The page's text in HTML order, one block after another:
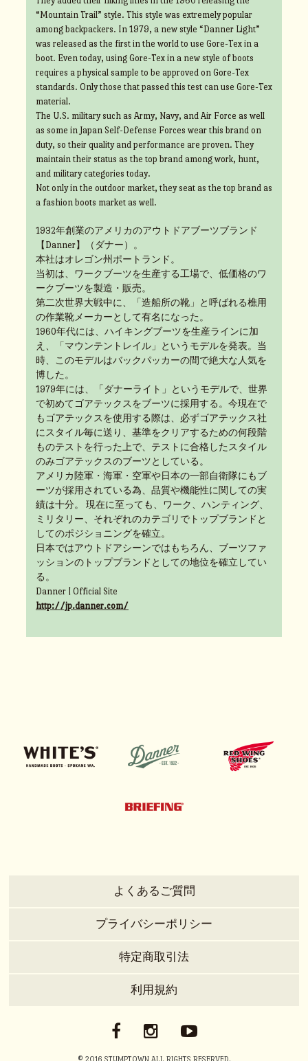
“Mountain Trail” style. This style was extremely popular
among backpackers. In 1979, a new style “Danner Light”
was released as the first in the world to use Gore-Tex in a
boot. Even today, using Gore-Tex in a new style of boots
requires a physical sample to be approved on Gore-Tex
standards. Only those that passed this test can use Gore-Tex
material.
The U.S. military such as Army, Navy, and Air Force as well
as some in Japan Self-Defense Forces wear this brand on
duty, so their quality and performance are proven. They
maintain their status as the top brand among work, hunt,
and military categories today.
Not only in the outdoor market, they seat as the top brand as
a fashion boots market as well.
1932年創業のアメリカのアウトドアブーツブランド
【Danner】（ダナー）。
本社はオレゴン州ポートランド。
当初は、ワークブーツを生産する工場で、低価格のワ
ークブーツを製造・販売。
第二次世界大戦中に、「造船所の靴」と呼ばれる樵用
の作業靴メーカーとして有名になった。
1960年代には、ハイキングブーツを生産ラインに加
え、「マウンテントレイル」というモデルを発表。当
時、このモデルはバックパッカーの間で絶大な人気を
博した。
1979年には、「ダナーライト」というモデルで、世界
で初めてゴアテックスをブーツに採用する。今現在で
もゴアテックスを使用する際は、必ずゴアテックス社
にスタイル毎に送り、基準をクリアするための何段階
ものテストを行った上で、テストに合格したスタイル
のみゴアテックスのブーツとしている。
アメリカ陸軍・海軍・空軍や日本の一部自衛隊にもブ
ーツが採用されている為、品質や機能性に関しての実
績は十分。 現在に至っても、ワーク、ハンティング、
ミリタリー、それぞれのカテゴリでトップブランドと
してのポジショニングを確立。
日本ではアウトドアシーンではもちろん、ブーツファ
ッションのトップブランドとしての地位を確立してい
る。
Danner | Official Site
http://jp.danner.com/
よくあるご質問
プライバシーポリシー
特定商取引法
利用規約
© 2016 STUMPTOWN ALL RIGHTS RESERVED.